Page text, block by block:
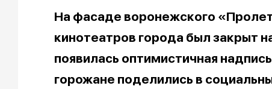
На фасаде воронежского
кинотеатров города был закрыт
появилась оптимистичная
горожане поделились в